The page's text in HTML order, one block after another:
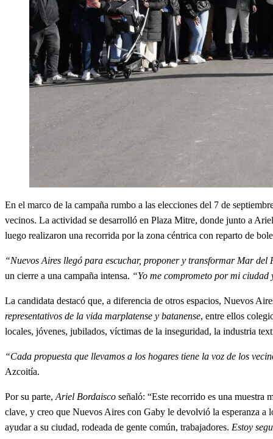
En el marco de la campaña rumbo a las elecciones del 7 de
vecinos. La actividad se desarrolló en Plaza Mitre, donde junto a
luego realizaron una recorrida por la zona céntrica con reparto de
“Nuevos Aires llegó para escuchar, proponer y transformar Mar del
un cierre a una campaña intensa. “Yo me comprometo por mi
La candidata destacó que, a diferencia de otros espacios, Nuevos
representativos de la vida marplatense y batanense, entre ellos
locales, jóvenes, jubilados, víctimas de la inseguridad, la industria
“Cada propuesta que llevamos a los hogares tiene la voz de los
Azcoitía.
Por su parte, Ariel Bordaisco señaló: “Este recorrido es una muestra
clave, y creo que Nuevos Aires con Gaby le devolvió la esperanza a
ayudar a su ciudad, rodeada de gente común, trabajadores. Estoy